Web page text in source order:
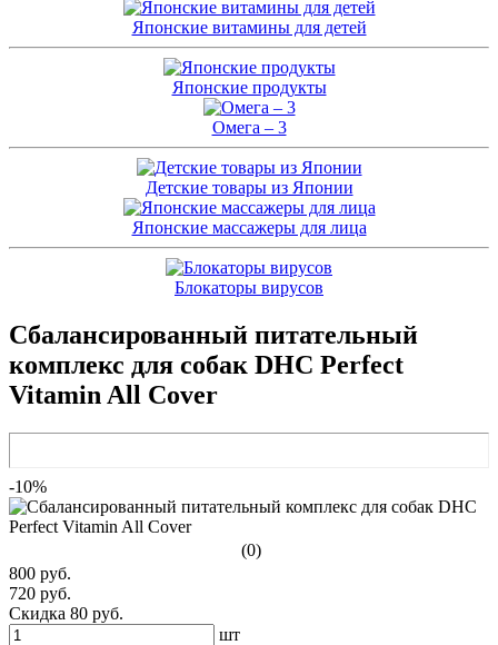
Японские витамины для детей
Японские продукты
Омега – 3
Детские товары из Японии
Японские массажеры для лица
Блокаторы вирусов
Сбалансированный питательный
комплекс для собак DHC Perfect
Vitamin All Cover
-10%
(0)
800 руб.
720 руб.
Скидка 80 руб.
шт